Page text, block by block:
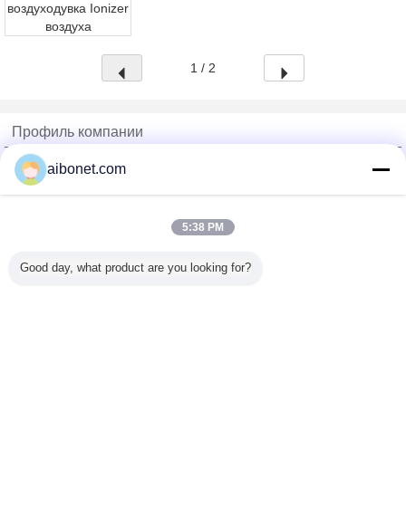
1 / 2
Профиль компании
China Static Technology Online Marketplace
проверенных поставщиков
Verified Suplier
aibonet.com
5:38 PM
Good day, what product are you looking for?